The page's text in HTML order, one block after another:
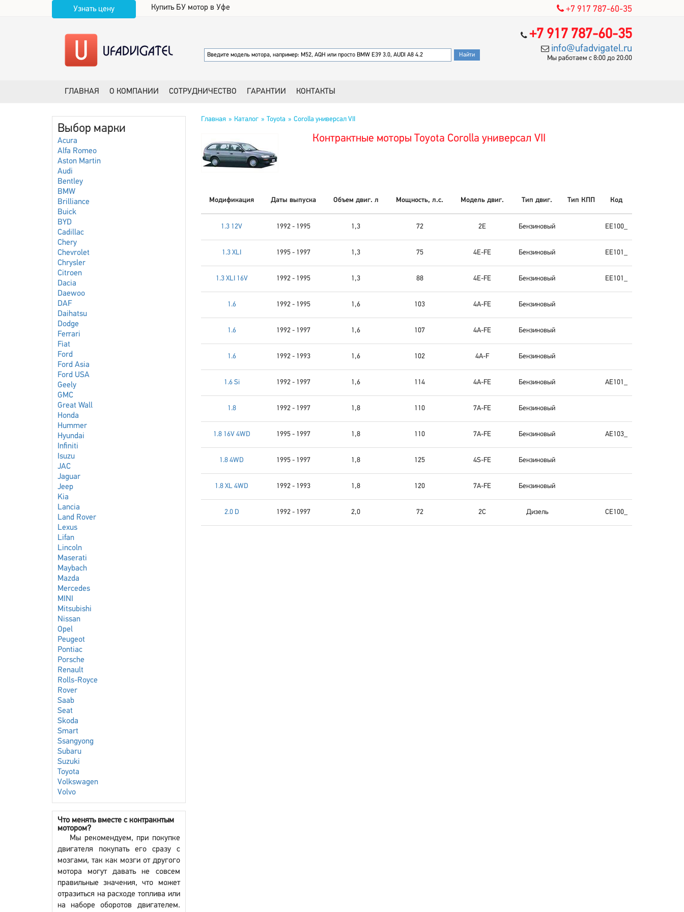
Узнать цену Купить БУ мотор в Уфе +7 917 787-60-35
+7 917 787-60-35
info@ufadvigatel.ru
Мы работаем с 8:00 до 20:00
ГЛАВНАЯ О КОМПАНИИ СОТРУДНИЧЕСТВО ГАРАНТИИ КОНТАКТЫ
Выбор марки
Acura
Alfa Romeo
Aston Martin
Audi
Bentley
BMW
Brilliance
Buick
BYD
Cadillac
Chery
Chevrolet
Chrysler
Citroen
Dacia
Daewoo
DAF
Daihatsu
Dodge
Ferrari
Fiat
Ford
Ford Asia
Ford USA
Geely
GMC
Great Wall
Honda
Hummer
Hyundai
Infiniti
Isuzu
JAC
Jaguar
Jeep
Kia
Lancia
Land Rover
Lexus
Lifan
Lincoln
Maserati
Maybach
Mazda
Mercedes
MINI
Mitsubishi
Nissan
Opel
Peugeot
Pontiac
Porsche
Renault
Rolls-Royce
Rover
Saab
Seat
Skoda
Smart
Ssangyong
Subaru
Suzuki
Toyota
Volkswagen
Volvo
Что менять вместе с контракнтым
мотором?
Мы рекомендуем, при покупке
двигателя покупать его сразу с
мозгами, так как мозги от другого
мотора могут давать не совсем
правильные значения, что может
отразиться на расходе топлива или
на наборе оборотов двигателем.
Главная Каталог Toyota Corolla универсал VII
Контрактные моторы Toyota Corolla универсал VII
Модификация Даты выпуска Объем двиг. л Мощность, л.с. Модель двиг. Тип двиг. Тип КПП Код
1.3 12V 1992 - 1995 1,3 72 2E Бензиновый EE100_
1.3 XLI 1995 - 1997 1,3 75 4E-FE Бензиновый EE101_
1.3 XLI 16V 1992 - 1995 1,3 88 4E-FE Бензиновый EE101_
1.6 1992 - 1995 1,6 103 4A-FE Бензиновый
1.6 1992 - 1997 1,6 107 4A-FE Бензиновый
1.6 1992 - 1993 1,6 102 4A-F Бензиновый
1.6 Si 1992 - 1997 1,6 114 4A-FE Бензиновый AE101_
1.8 1992 - 1997 1,8 110 7A-FE Бензиновый
1.8 16V 4WD 1995 - 1997 1,8 110 7A-FE Бензиновый AE103_
1.8 4WD 1995 - 1997 1,8 125 4S-FE Бензиновый
1.8 XL 4WD 1992 - 1993 1,8 120 7A-FE Бензиновый
2.0 D 1992 - 1997 2,0 72 2C Дизель CE100_